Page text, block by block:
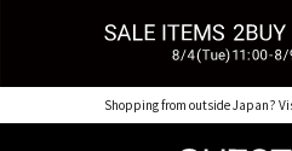
Shopping from outside Japan?
【for NEW MEMBER】新規会員様